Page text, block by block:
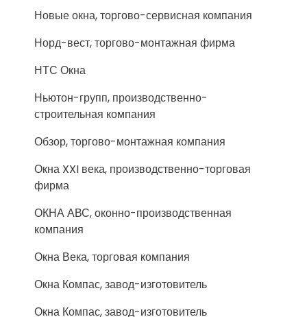
Новые окна, торгово-сервисная компания
Норд-вест, торгово-монтажная фирма
НТС Окна
Ньютон-групп, производственно-
строительная компания
Обзор, торгово-монтажная компания
Окна XXI века, производственно-торговая
фирма
ОКНА АВС, оконно-производственная
компания
Окна Века, торговая компания
Окна Компас, завод-изготовитель
Окна Компас, завод-изготовитель